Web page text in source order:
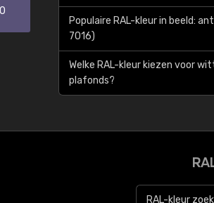
Populaire RAL-kleur in beeld:
7016)
Welke RAL-kleur kiezen voor
plafonds?